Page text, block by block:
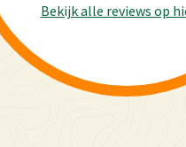
Bekijk alle reviews op